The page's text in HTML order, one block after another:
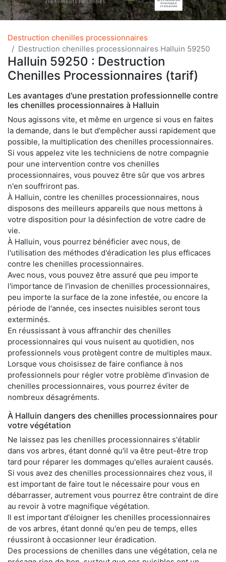
Destruction chenilles processionnaires
Destruction chenilles processionnaires Halluin 59250
Halluin 59250 : Destruction
Chenilles Processionnaires (tarif)
Les avantages d'une prestation professionnelle contre
les chenilles processionnaires à Halluin
Nous agissons vite, et même en urgence si vous en faites
la demande, dans le but d'empêcher aussi rapidement que
possible, la multiplication des chenilles processionnaires.
Si vous appelez vite les techniciens de notre compagnie
pour une intervention contre vos chenilles
processionnaires, vous pouvez être sûr que vos arbres
n'en souffriront pas.
À Halluin, contre les chenilles processionnaires, nous
disposons des meilleurs appareils que nous mettons à
votre disposition pour la désinfection de votre cadre de
vie.
À Halluin, vous pourrez bénéficier avec nous, de
l'utilisation des méthodes d'éradication les plus efficaces
contre les chenilles processionnaires.
Avec nous, vous pouvez être assuré que peu importe
l'importance de l'invasion de chenilles processionnaires,
peu importe la surface de la zone infestée, ou encore la
période de l'année, ces insectes nuisibles seront tous
exterminés.
En réussissant à vous affranchir des chenilles
processionnaires qui vous nuisent au quotidien, nos
professionnels vous protègent contre de multiples maux.
Lorsque vous choisissez de faire confiance à nos
professionnels pour régler votre problème d'invasion de
chenilles processionnaires, vous pourrez éviter de
nombreux désagréments.
À Halluin dangers des chenilles processionnaires pour
votre végétation
Ne laissez pas les chenilles processionnaires s'établir
dans vos arbres, étant donné qu'il va être peut-être trop
tard pour réparer les dommages qu'elles auraient causés.
Si vous avez des chenilles processionnaires chez vous, il
est important de faire tout le nécessaire pour vous en
débarrasser, autrement vous pourrez être contraint de dire
au revoir à votre magnifique végétation.
Il est important d'éloigner les chenilles processionnaires
de vos arbres, étant donné qu'en peu de temps, elles
réussiront à occasionner leur éradication.
Des processions de chenilles dans une végétation, cela ne